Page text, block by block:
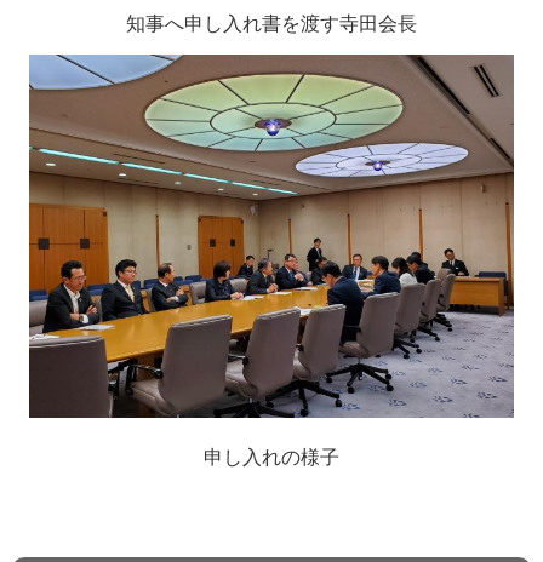
知事へ申し入れ書を渡す寺田会長
申し入れの様子